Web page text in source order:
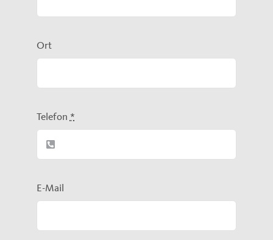
Ort
Telefon *
E-Mail